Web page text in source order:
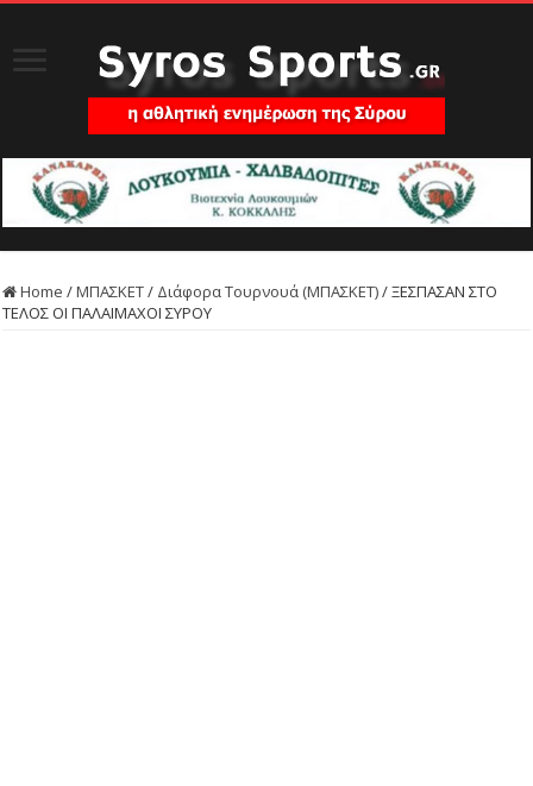
Home /ΜΠΑΣΚΕΤ/ Διάφορα Τουρνουά (ΜΠΑΣΚΕΤ)/ΞΕΣΠΑΣΑΝ ΣΤΟ
ΤΕΛΟΣ ΟΙ ΠΑΛΑΙΜΑΧΟΙ ΣΥΡΟΥ